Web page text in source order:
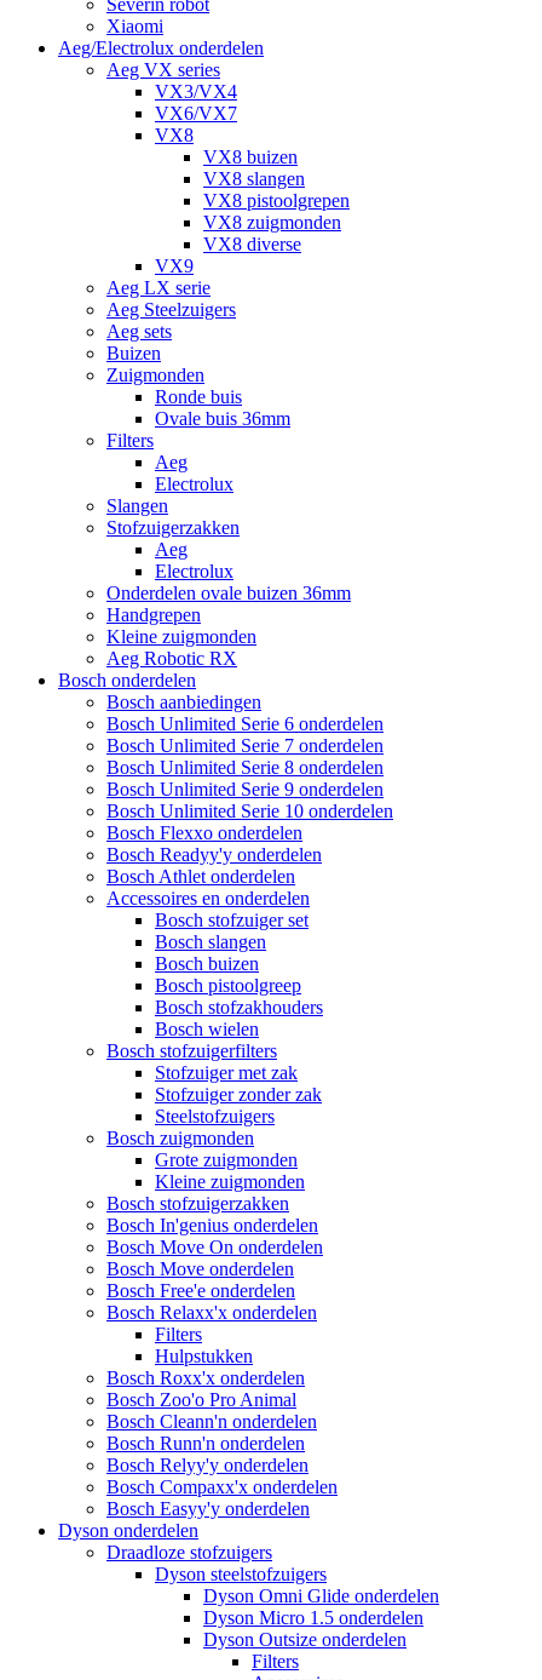
Severin robot
Xiaomi
Aeg/Electrolux onderdelen
Aeg VX series
VX3/VX4
VX6/VX7
VX8
VX8 buizen
VX8 slangen
VX8 pistoolgrepen
VX8 zuigmonden
VX8 diverse
VX9
Aeg LX serie
Aeg Steelzuigers
Aeg sets
Buizen
Zuigmonden
Ronde buis
Ovale buis 36mm
Filters
Aeg
Electrolux
Slangen
Stofzuigerzakken
Aeg
Electrolux
Onderdelen ovale buizen 36mm
Handgrepen
Kleine zuigmonden
Aeg Robotic RX
Bosch onderdelen
Bosch aanbiedingen
Bosch Unlimited Serie 6 onderdelen
Bosch Unlimited Serie 7 onderdelen
Bosch Unlimited Serie 8 onderdelen
Bosch Unlimited Serie 9 onderdelen
Bosch Unlimited Serie 10 onderdelen
Bosch Flexxo onderdelen
Bosch Readyy'y onderdelen
Bosch Athlet onderdelen
Accessoires en onderdelen
Bosch stofzuiger set
Bosch slangen
Bosch buizen
Bosch pistoolgreep
Bosch stofzakhouders
Bosch wielen
Bosch stofzuigerfilters
Stofzuiger met zak
Stofzuiger zonder zak
Steelstofzuigers
Bosch zuigmonden
Grote zuigmonden
Kleine zuigmonden
Bosch stofzuigerzakken
Bosch In'genius onderdelen
Bosch Move On onderdelen
Bosch Move onderdelen
Bosch Free'e onderdelen
Bosch Relaxx'x onderdelen
Filters
Hulpstukken
Bosch Roxx'x onderdelen
Bosch Zoo'o Pro Animal
Bosch Cleann'n onderdelen
Bosch Runn'n onderdelen
Bosch Relyy'y onderdelen
Bosch Compaxx'x onderdelen
Bosch Easyy'y onderdelen
Dyson onderdelen
Draadloze stofzuigers
Dyson steelstofzuigers
Dyson Omni Glide onderdelen
Dyson Micro 1.5 onderdelen
Dyson Outsize onderdelen
Filters